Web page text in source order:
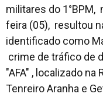
militares do 1°BPM,
feira (05), resultou
identificado como
crime de tráfico de
"AFA" , localizado na
Tenreiro Aranha e